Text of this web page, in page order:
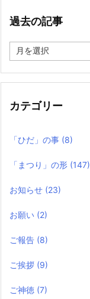
過去の記事
去
記
カテゴリー
「ひだ」の事 (8)
「まつり」の形 (147)
お知らせ (23)
お願い (2)
ご報告 (8)
ご挨拶 (9)
ご神徳 (7)